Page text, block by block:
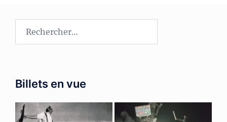
Billets en vue